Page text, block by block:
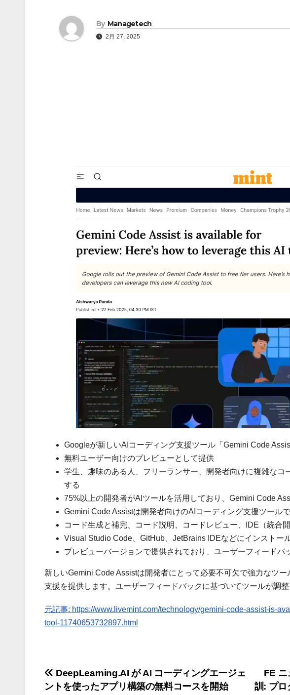
By Managetech
2月 27, 2025
Googleが新しいAIコーディング支援ツール「Gemini Code
無料ユーザー向けのプレビューとして提供
学生、趣味のある人、フリーランサー、開発者向けに複雑な
する
75%以上の開発者がAIツールを活用しており、Gemini Code
Gemini Code Assistは開発者向けのAIコーディング支援ツール
コード生成と補完、コード説明、コードレビュー、IDE（統合
Visual Studio Code、GitHub、JetBrains IDEなどにインストー
プレビューバージョンで提供されており、ユーザーフィードバ
新しいGemini Code Assistは開発者にとって必要不可欠で強力なツ
支援を提供します。ユーザーフィードバックに基づいてツールが調整
元記事: https://www.livemint.com/technology/gemini-code-assist-is-
tool-11740653732897.html
投
FE ニ
訓: プロ
DeepLearning.AI が AI コーディングエージェ
ントを使ったアプリ構築の無料コースを開始